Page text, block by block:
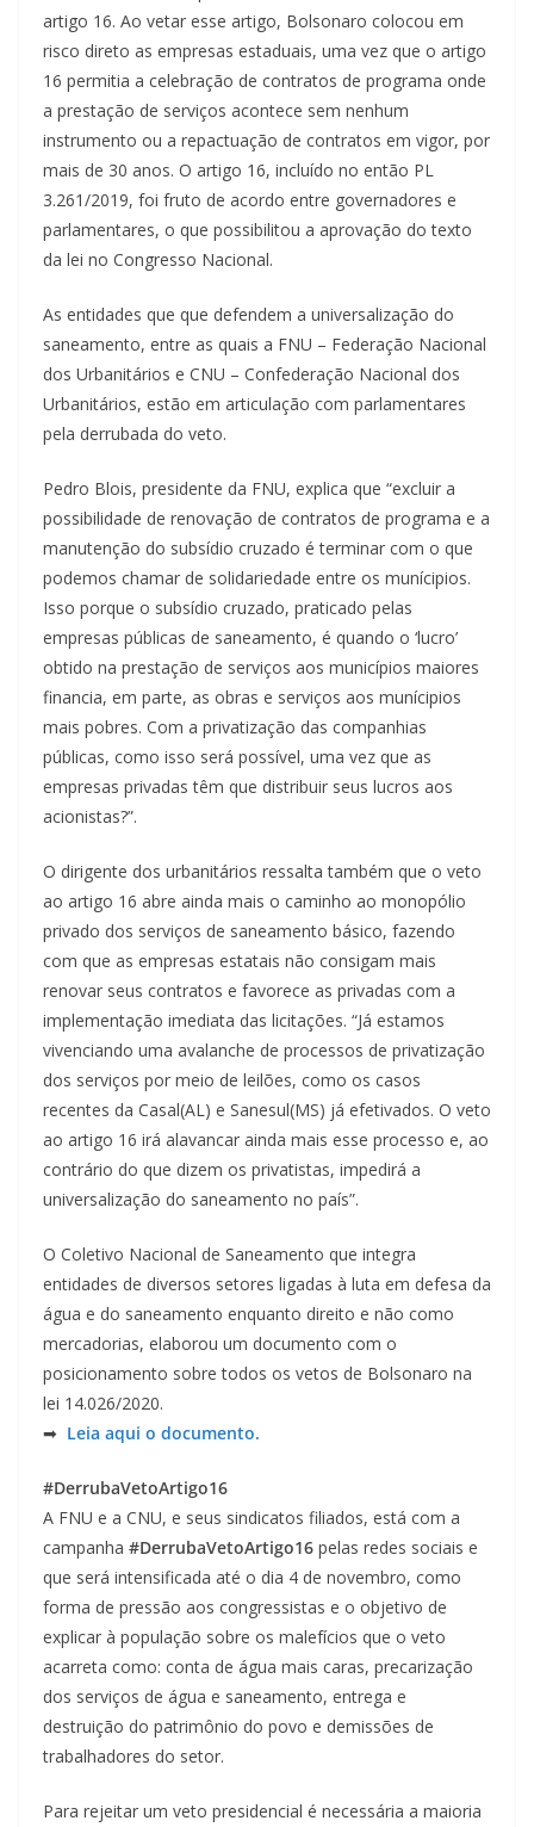
artigo 16. Ao vetar esse artigo, Bolsonaro colocou em
risco direto as empresas estaduais, uma vez que o artigo
16 permitia a celebração de contratos de programa onde
a prestação de serviços acontece sem nenhum
instrumento ou a repactuação de contratos em vigor, por
mais de 30 anos. O artigo 16, incluído no então PL
3.261/2019, foi fruto de acordo entre governadores e
parlamentares, o que possibilitou a aprovação do texto
da lei no Congresso Nacional.
As entidades que que defendem a universalização do
saneamento, entre as quais a FNU – Federação Nacional
dos Urbanitários e CNU – Confederação Nacional dos
Urbanitários, estão em articulação com parlamentares
pela derrubada do veto.
Pedro Blois, presidente da FNU, explica que “excluir a
possibilidade de renovação de contratos de programa e a
manutenção do subsídio cruzado é terminar com o que
podemos chamar de solidariedade entre os munícipios.
Isso porque o subsídio cruzado, praticado pelas
empresas públicas de saneamento, é quando o ‘lucro’
obtido na prestação de serviços aos municípios maiores
financia, em parte, as obras e serviços aos munícipios
mais pobres. Com a privatização das companhias
públicas, como isso será possível, uma vez que as
empresas privadas têm que distribuir seus lucros aos
acionistas?”.
O dirigente dos urbanitários ressalta também que o veto
ao artigo 16 abre ainda mais o caminho ao monopólio
privado dos serviços de saneamento básico, fazendo
com que as empresas estatais não consigam mais
renovar seus contratos e favorece as privadas com a
implementação imediata das licitações. “Já estamos
vivenciando uma avalanche de processos de privatização
dos serviços por meio de leilões, como os casos
recentes da Casal(AL) e Sanesul(MS) já efetivados. O veto
ao artigo 16 irá alavancar ainda mais esse processo e, ao
contrário do que dizem os privatistas, impedirá a
universalização do saneamento no país”.
O Coletivo Nacional de Saneamento que integra
entidades de diversos setores ligadas à luta em defesa da
água e do saneamento enquanto direito e não como
mercadorias, elaborou um documento com o
posicionamento sobre todos os vetos de Bolsonaro na
lei 14.026/2020.
➡ Leia aqui o documento.
#DerrubaVetoArtigo16
A FNU e a CNU, e seus sindicatos filiados, está com a
campanha #DerrubaVetoArtigo16 pelas redes sociais e
que será intensificada até o dia 4 de novembro, como
forma de pressão aos congressistas e o objetivo de
explicar à população sobre os malefícios que o veto
acarreta como: conta de água mais caras, precarização
dos serviços de água e saneamento, entrega e
destruição do patrimônio do povo e demissões de
trabalhadores do setor.
Para rejeitar um veto presidencial é necessária a maioria